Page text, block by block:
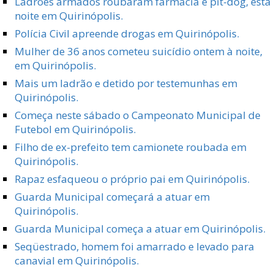
noite em Quirinópolis.
Polícia Civil apreende drogas em Quirinópolis.
Mulher de 36 anos cometeu suicídio ontem à noite,
em Quirinópolis.
Mais um ladrão e detido por testemunhas em
Quirinópolis.
Começa neste sábado o Campeonato Municipal de
Futebol em Quirinópolis.
Filho de ex-prefeito tem camionete roubada em
Quirinópolis.
Rapaz esfaqueou o próprio pai em Quirinópolis.
Guarda Municipal começará a atuar em
Quirinópolis.
Guarda Municipal começa a atuar em Quirinópolis.
Seqüestrado, homem foi amarrado e levado para
canavial em Quirinópolis.